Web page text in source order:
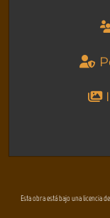
Esta obra está bajo una licencia